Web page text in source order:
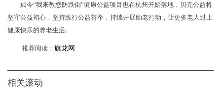
如今“我来教您防跌倒”健康公益项目也在杭州开始落地，贝壳公益将
坚守公益初心，坚持践行公益善举，持续开展助老行动，让更多老人过上
健康快乐的养老生活。
推荐阅读： 旗龙网
相关滚动